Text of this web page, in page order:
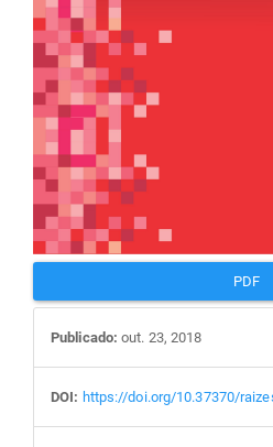
PDF
Publicado: out. 23, 2018
DOI: https://doi.org/10.37370/